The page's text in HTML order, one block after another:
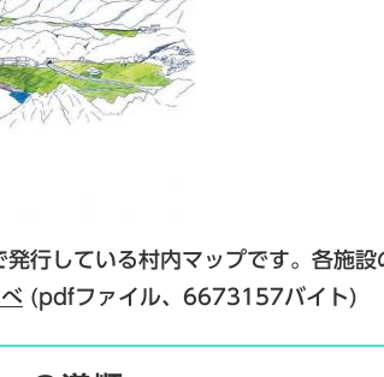
行している村内マップです。各施設
(pdfファイル、6673157バイト)